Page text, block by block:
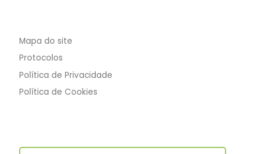
Mapa do site
Protocolos
Política de Privacidade
Política de Cookies